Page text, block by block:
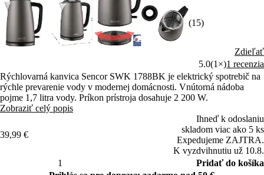
(15)
Zdieľať
5.0(1×)1 recenzia
Rýchlovarná kanvica Sencor SWK 1788BK je elektrický spotrebič na
rýchle prevarenie vody v modernej domácnosti. Vnútorná nádoba
pojme 1,7 litra vody. Príkon prístroja dosahuje 2 200 W.
Zobraziť celý popis
39,99 €
Ihneď k odoslaniu
skladom viac ako 5 ks
Expedujeme ZAJTRA.
K vyzdvihnutiu už 10.8.
Pridať do košíka